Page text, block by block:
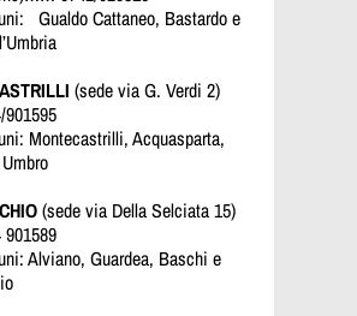
Gualdo Cattaneo, Bastardo e
(sede via G. Verdi 2)
Montecastrilli, Acquasparta,
(sede via Della Selciata 15)
Alviano, Guardea, Baschi e